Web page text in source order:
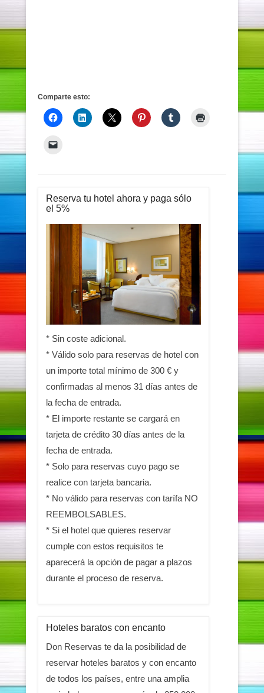
Comparte esto:
Reserva tu hotel ahora y paga sólo
el 5%
* Sin coste adicional.
* Válido solo para reservas de hotel con
un importe total mínimo de 300 € y
confirmadas al menos 31 días antes de
la fecha de entrada.
* El importe restante se cargará en
tarjeta de crédito 30 días antes de la
fecha de entrada.
* Solo para reservas cuyo pago se
realice con tarjeta bancaria.
* No válido para reservas con tarífa NO
REEMBOLSABLES.
* Si el hotel que quieres reservar
cumple con estos requisitos te
aparecerá la opción de pagar a plazos
durante el proceso de reserva.
Hoteles baratos con encanto
Don Reservas te da la posibilidad de
reservar hoteles baratos y con encanto
de todos los países, entre una amplia